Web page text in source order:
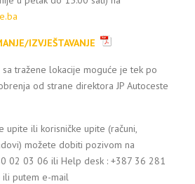
IZVJEŠTAVANJE
tražene lokacije moguće je tek po
od strane direktora JP Autoceste
upite ili korisničke upite (računi,
možete dobiti pozivom na
02 03 06 ili Help desk : +387 36 281
putem e-mail